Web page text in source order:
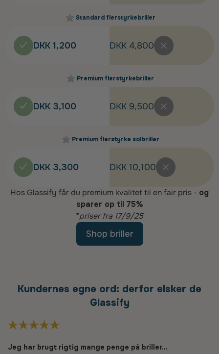
Standard flerstyrkebriller
DKK 1,200 DKK 4,800
Premium flerstyrkebriller
DKK 3,100 DKK 9,500
Premium flerstyrke solbriller
DKK 3,300 DKK 10,100
Hos Glassify får du premium kvalitet til en fair pris - og
sparer op til 75%
*priser fra 17/9/25
Shop briller
Kundernes egne ord: derfor elsker de
Glassify
Jeg har brugt rigtig mange penge på briller...